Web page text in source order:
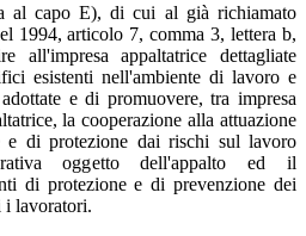
al capo E), di cui al già richiamato
1994, articolo 7, comma 3, lettera b,
all'impresa appaltatrice dettagliate
esistenti nell'ambiente di lavoro e
e di promuovere, tra impresa
la cooperazione alla attuazione
e di protezione dai rischi sul lavoro
oggetto dell'appalto ed il
di protezione e di prevenzione dei
i lavoratori.